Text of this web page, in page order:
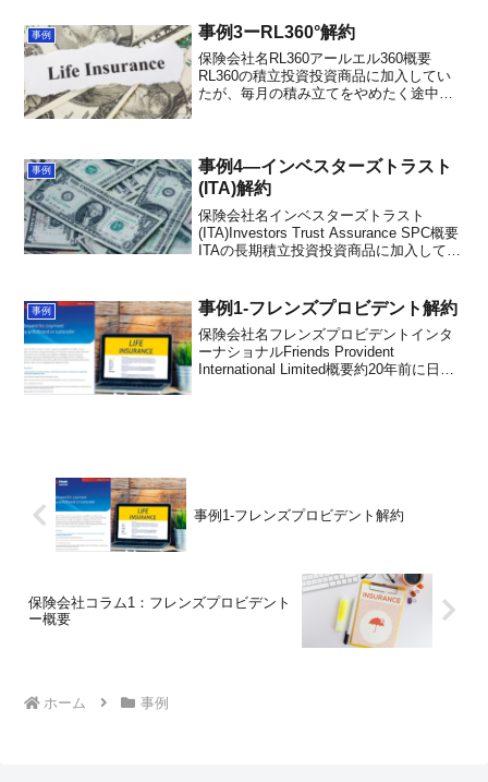
事例 事例3ーRL360°解約
保険会社名RL360アールエル360概要
RL360の積立投資投資商品に加入してい
たが、毎月の積み立てをやめたく途中解
りご連絡をいた...
事例
事例4―インベスターズトラスト
(ITA)解約
保険会社名インベスターズトラスト
(ITA)Investors Trust Assurance SPC概要
ITAの長期積立投資投資商品に加入してい
口だった日本人とは連絡...
事例 事例1-フレンズプロビデント解約
保険会社名フレンズプロビデントインタ
ーナショナルFriends Provident
International Limited概要約20年前に日本
事例1-フレンズプロビデント解約
保険会社コラム1：フレンズプロビデント
ー概要
ホーム 事例